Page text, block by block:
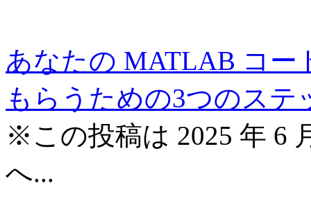
あなたの MATLAB コー
もらうための3つのステ
※この投稿は 2025 年 6
へ...